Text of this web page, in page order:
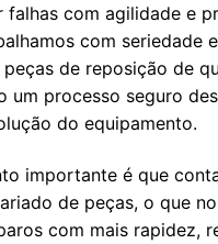
falhas com agilidade e
com seriedade
de reposição de
um processo seguro
do equipamento.
importante é que
de peças, o que
com mais rapidez,